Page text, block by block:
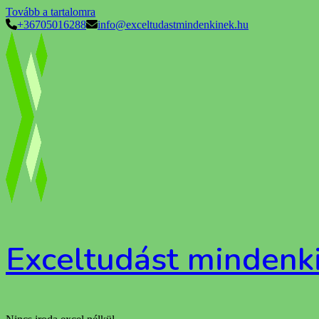
Tovább a tartalomra
+36705016288
info@exceltudastmindenkinek.hu
Exceltudást